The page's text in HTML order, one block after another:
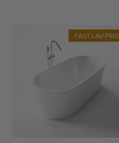
FAST LAV PRIS